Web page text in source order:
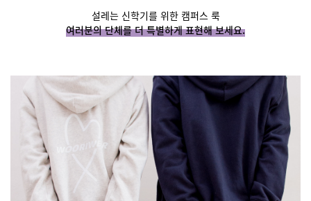
설레는 신학기를 위한 캠퍼스 룩
여러분의 단체를 더 특별하게 표현해 보세요.